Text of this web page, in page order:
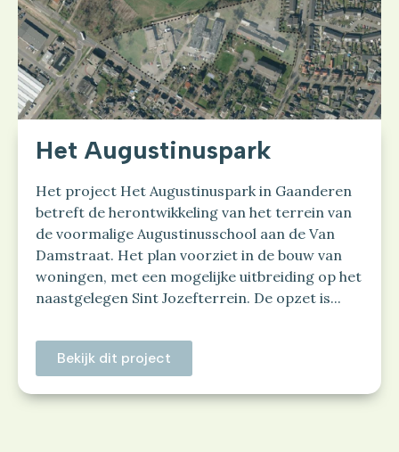
Het Augustinuspark
Het project Het Augustinuspark in Gaanderen
betreft de herontwikkeling van het terrein van
de voormalige Augustinusschool aan de Van
Damstraat. Het plan voorziet in de bouw van
woningen, met een mogelijke uitbreiding op het
naastgelegen Sint Jozefterrein. De opzet is...
Bekijk dit project